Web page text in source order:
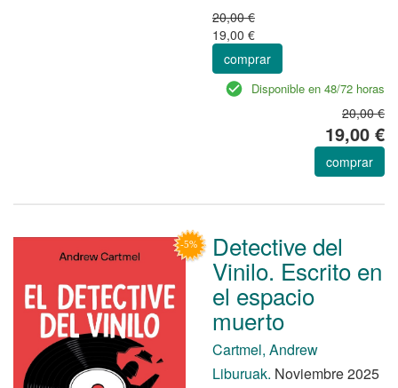
20,00 €
19,00 €
comprar
Disponible en 48/72 horas
20,00 €
19,00 €
comprar
Detective del
Vinilo. Escrito en
el espacio
muerto
Cartmel, Andrew
Liburuak. Noviembre 2025